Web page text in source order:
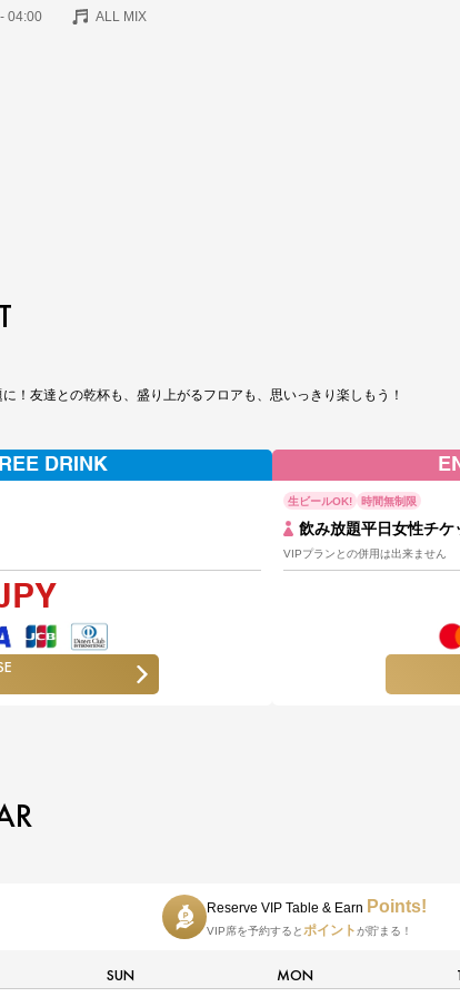
04:00 ALL MIX
！友達との乾杯も、盛り上がるフロアも、思いっきり楽しもう！
DRINK
生ビールOK! 時間無制限
飲み放題平日女性チケ
VIPプランとの併用は出来ません
Reserve VIP Table & Earn Points!
VIP席を予約すると ポイント が貯まる！
SUN MON